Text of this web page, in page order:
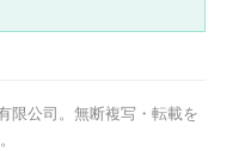
限公司。無断複写・転載を